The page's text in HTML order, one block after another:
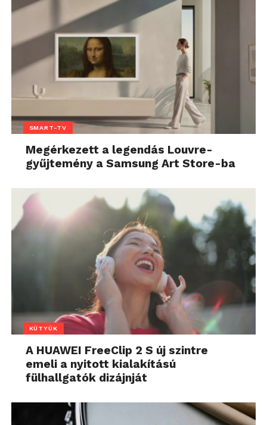
SMART-TV
Megérkezett a legendás Louvre-
gyűjtemény a Samsung Art Store-ba
KÜTYÜK
A HUAWEI FreeClip 2 S új szintre
emeli a nyitott kialakítású
fülhallgatók dizájnját